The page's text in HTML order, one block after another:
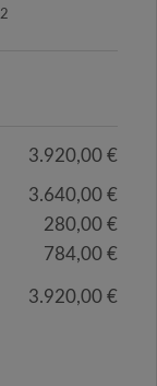
2
3.920,00 €
3.640,00 €
280,00 €
784,00 €
3.920,00 €